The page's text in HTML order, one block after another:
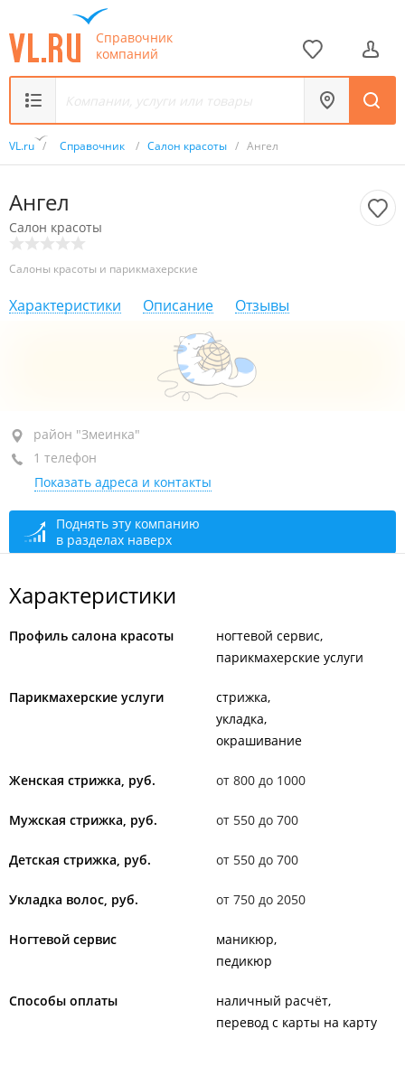
Справочник
компаний
VL.ru / Справочник / Салон красоты / Ангел
Ангел
Салон красоты
Салоны красоты и парикмахерские
Характеристики Описание Отзывы
район "Змеинка", ул. Зои Космодемьянской, 7
1-й этаж
+7 (423) 260-13-03
сегодня закрыто
район "Змеинка"
1 телефон
Показать адреса и контакты
Поднять эту компанию
в разделах наверх
Характеристики
Профиль салона красоты
ногтевой сервис
парикмахерские услуги
Парикмахерские услуги
стрижка
укладка
окрашивание
Женская стрижка, руб. от 800 до 1000
Мужская стрижка, руб. от 550 до 700
Детская стрижка, руб. от 550 до 700
Укладка волос, руб. от 750 до 2050
Ногтевой сервис
маникюр
педикюр
Способы оплаты
наличный расчёт
перевод с карты на карту